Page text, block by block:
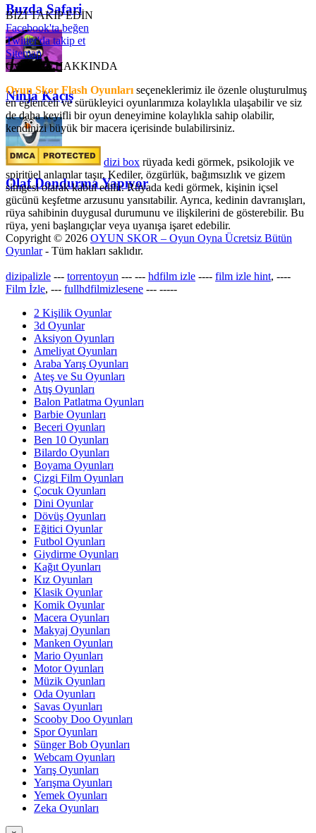
Buzda Safari
Ninja Kaçış
Olaf Dondurma Yapıyor
BİZİ TAKİP EDİN
Facebook'ta beğen
Twitter'da takip et
Sitemap
OyunSkor HAKKINDA
Oyun Skor Flash Oyunları seçeneklerimiz ile özenle oluşturulmuş
en eğlenceli ve sürükleyici oyunlarımıza kolaylıkla ulaşabilir ve siz
de daha keyifli bir oyun deneyimine kolaylıkla sahip olabilir,
kendinizi büyük bir macera içerisinde bulabilirsiniz.
dizi box rüyada kedi görmek​, psikolojik ve
spiritüel anlamlar taşır. Kediler, özgürlük, bağımsızlık ve gizem
simgesi olarak kabul edilir. Rüyada kedi görmek, kişinin içsel
gücünü keşfetme arzusunu yansıtabilir. Ayrıca, kedinin davranışları,
rüya sahibinin duygusal durumunu ve ilişkilerini de gösterebilir. Bu
rüya, yeni başlangıçlar veya uyanışa işaret edebilir.
Copyright © 2026 OYUN SKOR – Oyun Oyna Ücretsiz Bütün
Oyunlar- Tüm hakları saklıdır.
dizipalizle --- torrentoyun --- --- hdfilm izle ---- film izle hint, ----
Film İzle, --- fullhdfilmizlesene --- -----
2 Kişilik Oyunlar
3d Oyunlar
Aksiyon Oyunları
Ameliyat Oyunları
Araba Yarış Oyunları
Ateş ve Su Oyunları
Atış Oyunları
Balon Patlatma Oyunları
Barbie Oyunları
Beceri Oyunları
Ben 10 Oyunları
Bilardo Oyunları
Boyama Oyunları
Çizgi Film Oyunları
Çocuk Oyunları
Dini Oyunlar
Dövüş Oyunları
Eğitici Oyunlar
Futbol Oyunları
Giydirme Oyunları
Kağıt Oyunları
Kız Oyunları
Klasik Oyunlar
Komik Oyunlar
Macera Oyunları
Makyaj Oyunları
Manken Oyunları
Mario Oyunları
Motor Oyunları
Müzik Oyunları
Oda Oyunları
Savas Oyunları
Scooby Doo Oyunları
Spor Oyunları
Sünger Bob Oyunları
Webcam Oyunları
Yarış Oyunları
Yarışma Oyunları
Yemek Oyunları
Zeka Oyunları